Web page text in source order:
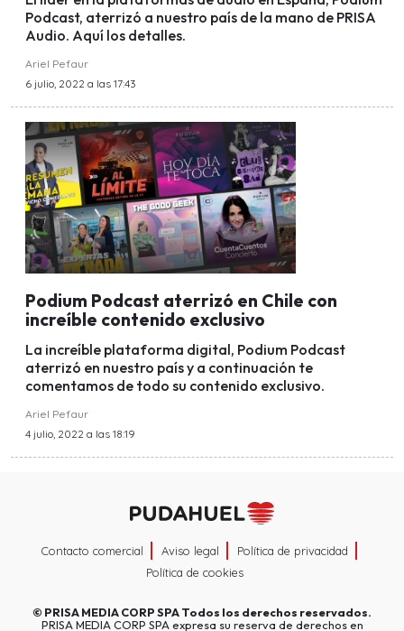
Podcast, aterrizó a nuestro país de la mano de PRISA
Audio. Aquí los detalles.
Ariel Pefaur
6 julio, 2022 a las 17:43
Podium Podcast aterrizó en Chile con
increíble contenido exclusivo
La increíble plataforma digital, Podium Podcast
aterrizó en nuestro país y a continuación te
comentamos de todo su contenido exclusivo.
Ariel Pefaur
4 julio, 2022 a las 18:19
Contacto comercial Aviso legal
Política de privacidad
Política de cookies
© PRISA MEDIA CORP SPATodos los derechos reservados.
PRISA MEDIA CORP SPA expresa su reserva de derechos en